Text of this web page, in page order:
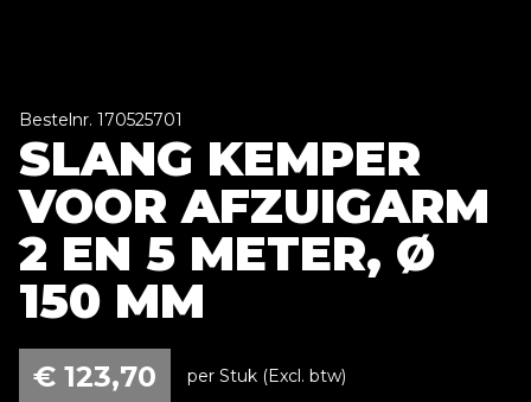
Bestelnr. 170525701
SLANG KEMPER
VOOR AFZUIGARM
2 EN 5 METER, Ø
150 MM
€ 123,70 per Stuk (Excl. btw)